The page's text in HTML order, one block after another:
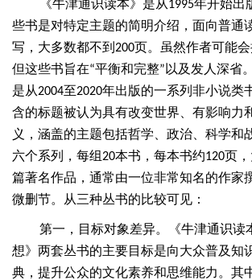
《牛津通识读本》是从1995年开始出
些书是对特定主题的简明介绍，面向普通
写，大多数都不到 200页。虽然作者可能会
但这些书旨在“平衡和完整” 以及发人深省
是从2004至2020年出版的一系列非小说类
含的标题被认为具有改变世界、有影响力
义，涵盖的主题包括哲学、政治、科学和
六个系列，每组20本书，每本书约120页
篇著名作品，通常由一位非常知名的作家
微删节。从三种丛书的比较可见：
第一，目标对象差异。《牛津通识读
想》两套丛书的主要目标是向大众普及知
典，提升公众的文化素养和思维能力。其